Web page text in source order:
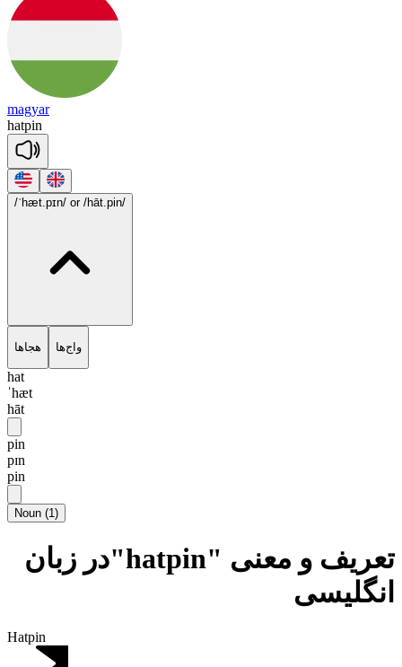
magyar
hatpin
/ˈhæt.pɪn/ or /hāt.pin/
هجاها واج‌ها
hat
ˈhæt
hāt
pin
pɪn
pin
Noun (1)
تعریف و معنی "hatpin"در زبان
انگلیسی
Hatpin